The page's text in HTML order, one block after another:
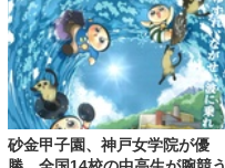
砂金甲子園、神戸女学院が優